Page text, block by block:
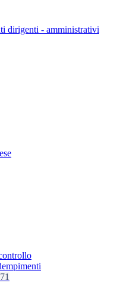
dirigenti - amministrativi